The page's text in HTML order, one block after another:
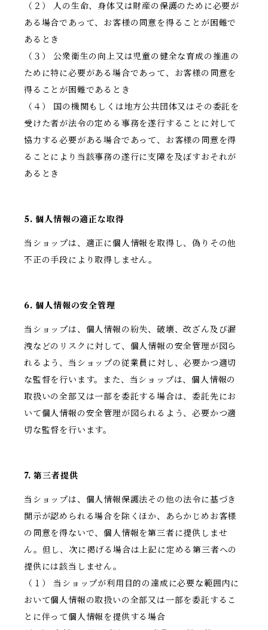
（２） 人の生命、身体又は財産の保護のために必要が
ある場合であって、お客様の同意を得ることが困難で
あるとき
（３） 公衆衛生の向上又は児童の健全な育成の推進の
ために特に必要がある場合であって、お客様の同意を
得ることが困難であるとき
（４） 国の機関もしくは地方公共団体又はその委託を
受けた者が法令の定める事務を遂行することに対して
協力する必要がある場合であって、お客様の同意を得
ることにより当該事務の遂行に支障を及ぼすおそれが
あるとき
5. 個人情報の適正な取得
当ショップは、適正に個人情報を取得し、偽りその他
不正の手段により取得しません。
6. 個人情報の安全管理
当ショップは、個人情報の紛失、破壊、改ざん及び漏
洩などのリスクに対して、個人情報の安全管理が図ら
れるよう、当ショップの従業員に対し、必要かつ適切
な監督を行います。また、当ショップは、個人情報の
取扱いの全部又は一部を委託する場合は、委託先にお
いて個人情報の安全管理が図られるよう、必要かつ適
切な監督を行います。
7. 第三者提供
当ショップは、個人情報保護法その他の法令に基づき
開示が認められる場合を除くほか、あらかじめお客様
の同意を得ないで、個人情報を第三者に提供しませ
ん。但し、次に掲げる場合は上記に定める第三者への
提供には該当しません。
（１） 当ショップが利用目的の達成に必要な範囲内に
おいて個人情報の取扱いの全部又は一部を委託するこ
とに伴って個人情報を提供する場合